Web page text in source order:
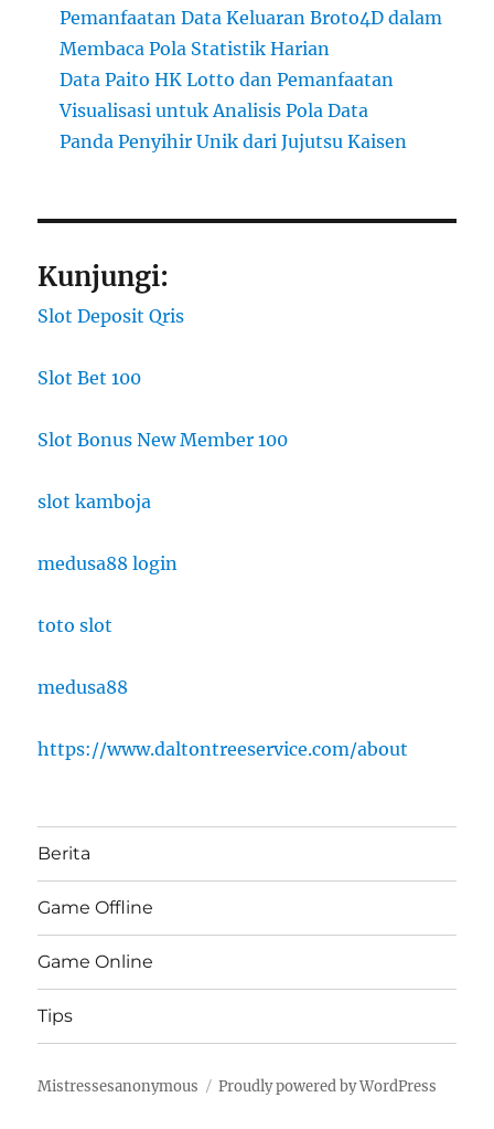
Pemanfaatan Data Keluaran Broto4D dalam
Membaca Pola Statistik Harian
Data Paito HK Lotto dan Pemanfaatan
Visualisasi untuk Analisis Pola Data
Panda Penyihir Unik dari Jujutsu Kaisen
Kunjungi:
Slot Deposit Qris
Slot Bet 100
Slot Bonus New Member 100
slot kamboja
medusa88 login
toto slot
medusa88
https://www.daltontreeservice.com/about
Berita
Game Offline
Game Online
Tips
Mistressesanonymous Proudly powered by WordPress